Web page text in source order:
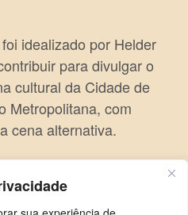
idealizado por Helder
para divulgar o
cultural da Cidade de
Metropolitana, com
cena alternativa.